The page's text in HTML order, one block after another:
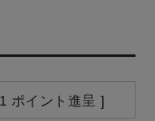
ポイント進呈 ]